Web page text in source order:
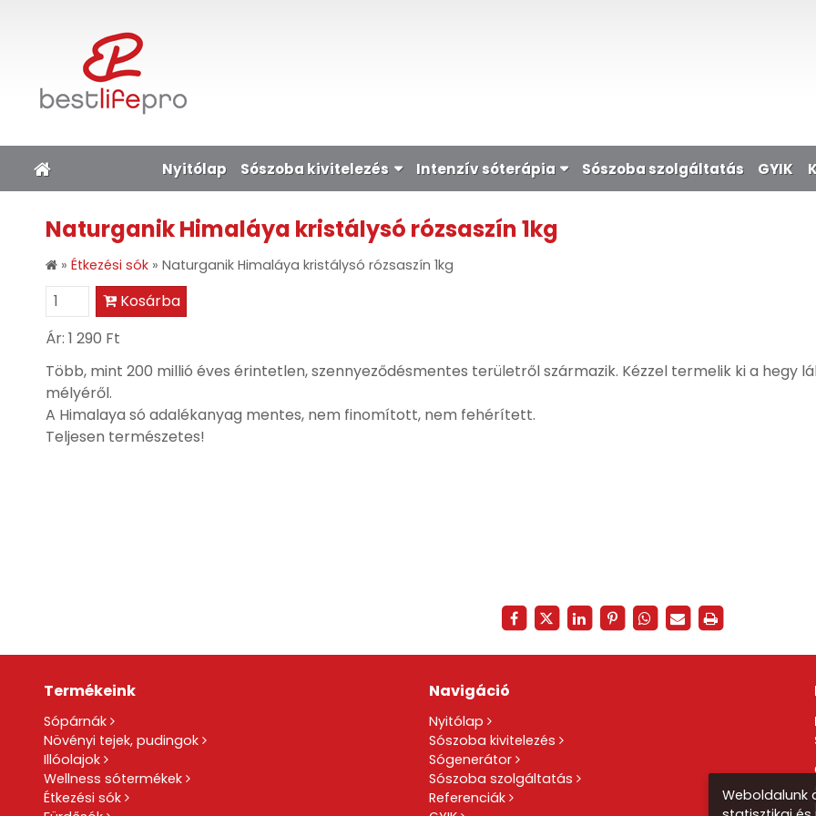
Nyitólap Sószoba kivitelezés Intenzív sóterápia Sószoba szolgáltatás GYIK
Naturganik Himaláya kristálysó rózsaszín 1kg
» Étkezési sók » Naturganik Himaláya kristálysó rózsaszín 1kg
Kosárba
Ár: 1 290 Ft
Több, mint 200 millió éves érintetlen, szennyeződésmentes területről származik. Kézzel termelik ki a hegy
mélyéről.
A Himalaya só adalékanyag mentes, nem finomított, nem fehérített.
Teljesen természetes!
Termékeink
Sópárnák
Növényi tejek, pudingok
Illóolajok
Wellness sótermékek
Étkezési sók
Navigáció
Nyitólap
Sószoba kivitelezés
Sógenerátor
Sószoba szolgáltatás
Referenciák
Weboldalunk